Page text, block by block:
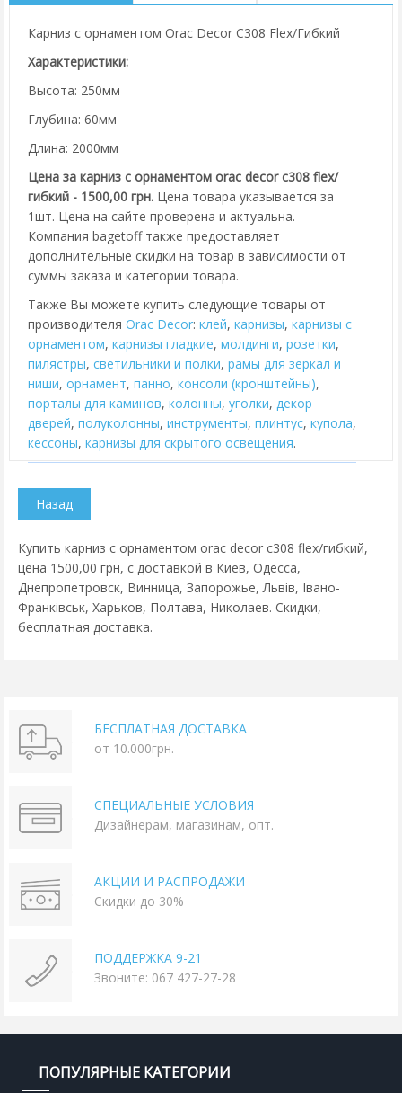
Карниз с орнаментом Orac Decor C308 Flex/Гибкий
Характеристики:
Высота: 250мм
Глубина: 60мм
Длина: 2000мм
Цена за карниз с орнаментом orac decor c308 flex/
гибкий - 1500,00 грн. Цена товара указывается за
1шт. Цена на сайте проверена и актуальна.
Компания bagetoff также предоставляет
дополнительные скидки на товар в зависимости от
суммы заказа и категории товара.
Также Вы можете купить следующие товары от
производителя Orac Decor: клей, карнизы, карнизы с
орнаментом, карнизы гладкие, молдинги, розетки,
пилястры, cветильники и полки, рамы для зеркал и
ниши, орнамент, панно, консоли (кронштейны),
порталы для каминов, колонны, уголки, декор
дверей, полуколонны, инструменты, плинтус, купола,
кессоны, карнизы для скрытого освещения.
Купить карниз с орнаментом orac decor c308 flex/гибкий,
цена 1500,00 грн, с доставкой в Киев, Одесса,
Днепропетровск, Винница, Запорожье, Львів, Івано-
Франківськ, Харьков, Полтава, Николаев. Скидки,
бесплатная доставка.
БЕСПЛАТНАЯ ДОСТАВКА
от 10.000грн.
СПЕЦИАЛЬНЫЕ УСЛОВИЯ
Дизайнерам, магазинам, опт.
АКЦИИ И РАСПРОДАЖИ
Скидки до 30%
ПОДДЕРЖКА 9-21
Звоните: 067 427-27-28
ПОПУЛЯРНЫЕ КАТЕГОРИИ